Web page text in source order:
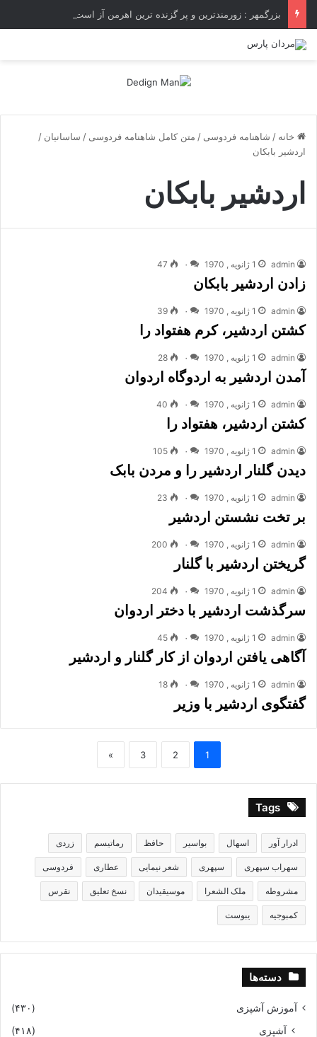
خانه / شاهنامه فردوسی / متن کامل شاهنامه فردوسی / ساسانیان /
اردشیر بابکان
اردشیر بابکان
admin 1 ژانویه , 1970 ۰ 47
زادن اردشیر بابکان
admin 1 ژانویه , 1970 ۰ 39
کشتن اردشیر، کرم هفتواد را
admin 1 ژانویه , 1970 ۰ 28
آمدن اردشیر به اردوگاه اردوان
admin 1 ژانویه , 1970 ۰ 40
کشتن اردشیر، هفتواد را
admin 1 ژانویه , 1970 ۰ 105
دیدن گلنار اردشیر را و مردن بابک
admin 1 ژانویه , 1970 ۰ 23
بر تخت نشستن اردشیر
admin 1 ژانویه , 1970 ۰ 200
گریختن اردشیر با گلنار
admin 1 ژانویه , 1970 ۰ 204
سرگذشت اردشیر با دختر اردوان
admin 1 ژانویه , 1970 ۰ 45
آگاهى یافتن اردوان از کار گلنار و اردشیر
admin 1 ژانویه , 1970 ۰ 18
گفتگوى اردشیر با وزیر
1
2
3
»
Tags
ادرار آور اسهال بواسیر حافظ رماتیسم زردی
سهراب سپهری سپهری شعر نیمایی عطاری فردوسی
مشروطه ملک الشعرا موسیقیدان نسخ تعلیق نقرس
کمبوجیه یبوست
دسته‌ها
آموزش آشپزی (۴۳۰)
آشپزی (۴۱۸)